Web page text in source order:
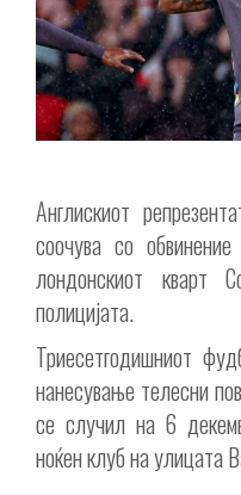
Англискиот
соочува со
лондонскиот кварт
полицијата.
Триесетгодишниот
нанесување телесни
се случил на 6
ноќен клуб на улицата